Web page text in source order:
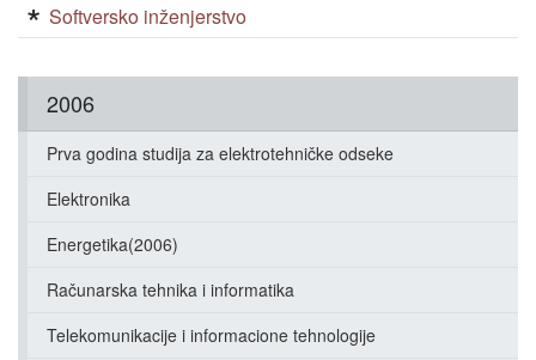
2006
Prva godina studija za elektrotehničke odseke
Elektronika
Energetika(2006)
Računarska tehnika i informatika
Telekomunikacije i informacione tehnologije
Softversko inženjerstvo